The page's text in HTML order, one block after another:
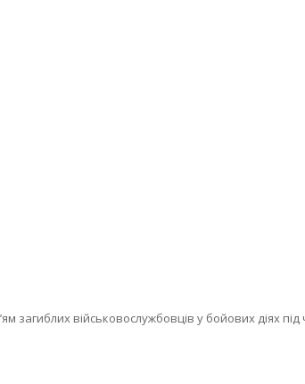
загиблих військовослужбовців у бойових діях